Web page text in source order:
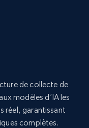
de collecte de
modèles d’IA les
réel, garantissant
complètes.